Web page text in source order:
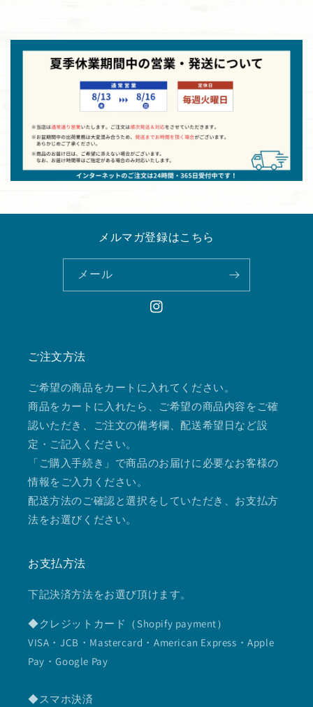
メルマガ登録はこちら
メール
Instagram
ご注文方法
ご希望の商品をカートに入れてください。
商品をカートに入れたら、ご希望の商品内容をご確
認いただき、ご注文の備考欄、配送希望日など設
定・ご記入ください。
「ご購入手続き」で商品のお届けに必要なお客様の
情報をご入力ください。
配送方法のご確認と選択をしていただき、お支払方
法をお選びください。
お支払方法
下記決済方法をお選び頂けます。
◆クレジットカード（Shopify payment）
VISA・JCB・Mastercard・American Express・Apple
Pay・Google Pay
◆スマホ決済